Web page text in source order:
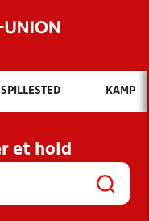
vil du søge efter?
OG NYHEDER
KLUBBER OG
SPILLESTED KAMP
et hold